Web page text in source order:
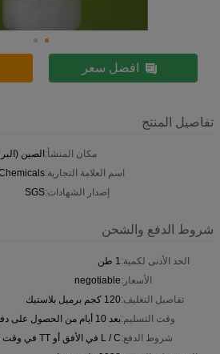
افضل سعر
تفاصيل المنتج
مكان المنشأ:الصين
اسم العلامة التجارية:
إصدار الشهادات:SGS
شروط الدفع والشحن
الحد الأدنى لكمية:1 طن
الأسعار:negotiable
تفاصيل التغليف:120 كجم برميل بلاستيك
وقت التسليم:بعد 10 أيام من الحصول على دفعة L / C أو T / T الأصلية
شروط الدفع:L / C في الأفق أو TT في وقت مبكر